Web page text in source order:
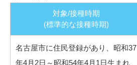
対象/接種時期
(標準的な接種時期)
名古屋市に住民登録があり、昭和37
年4月2日～昭和54年4月1日生まれ